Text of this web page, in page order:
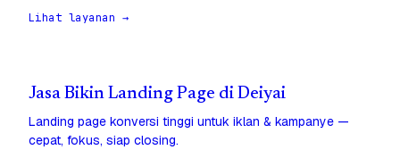
Lihat layanan →
Jasa Bikin Landing Page di Deiyai
Landing page konversi tinggi untuk iklan & kampanye —
cepat, fokus, siap closing.